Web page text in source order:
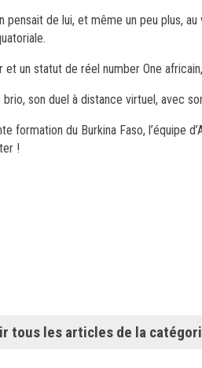
pensait de lui, et même un peu plus,
un statut de réel number One
son duel à distance virtuel, avec
formation du Burkina Faso, l’équipe
!
tous les articles de la